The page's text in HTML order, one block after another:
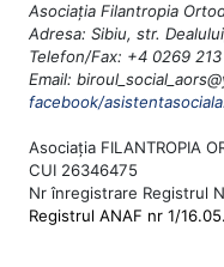
Asociația Filantropia
Adresa: Sibiu, str.
Telefon/Fax: +4 0269
Email:
facebook/
Asociația FILANTROPIA
CUI 26346475
Nr înregistrare Registrul
Registrul ANAF nr 1/